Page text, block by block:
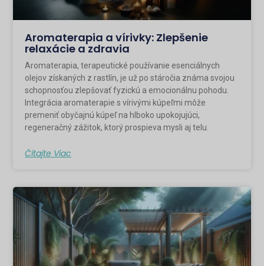
Aromaterapia a vírivky: Zlepšenie
relaxácie a zdravia
Aromaterapia, terapeutické používanie esenciálnych
olejov získaných z rastlín, je už po stáročia známa svojou
schopnosťou zlepšovať fyzickú a emocionálnu pohodu.
Integrácia aromaterapie s vírivými kúpeľmi môže
premeniť obyčajnú kúpeľ na hlboko upokojujúci,
regeneračný zážitok, ktorý prospieva mysli aj telu.
Čítajte Viac